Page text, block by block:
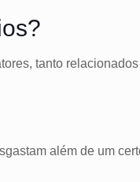
tanto
além de um